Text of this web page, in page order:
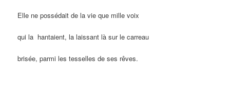
Elle ne possédait de la vie que mille voix
qui la hantaient, la laissant là sur le carreau
brisée, parmi les tesselles de ses rêves.